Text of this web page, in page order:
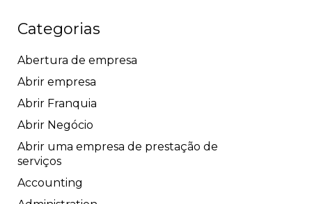
Categorias
Abertura de empresa
Abrir empresa
Abrir Franquia
Abrir Negócio
Abrir uma empresa de prestação de
serviços
Accounting